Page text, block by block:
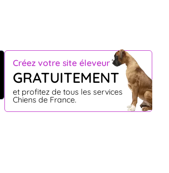
Créez votre site éleveur
GRATUITEMENT
et profitez de tous les services
Chiens de France.